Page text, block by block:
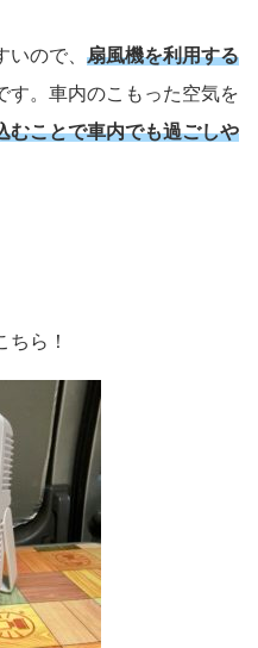
ので、 扇風機を利用する
す。車内のこもった空気を
むことで車内でも過ごしや
ら！